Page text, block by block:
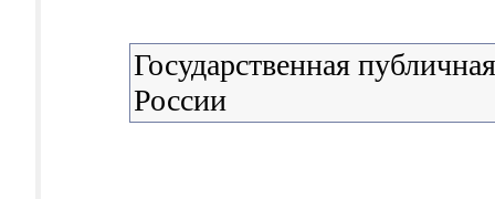
Государственная
России